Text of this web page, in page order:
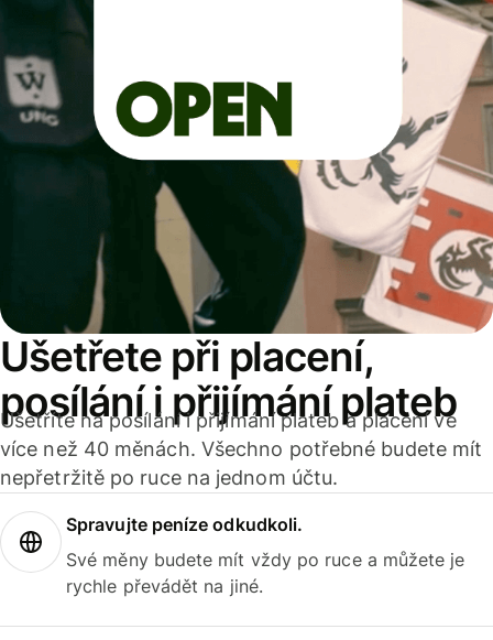
Ušetřete při placení,
posílání i přijímání plateb
Ušetříte na posílání i přijímání plateb a placení ve
více než 40 měnách. Všechno potřebné budete mít
nepřetržitě po ruce na jednom účtu.
Spravujte peníze odkudkoli.
Své měny budete mít vždy po ruce a můžete je
rychle převádět na jiné.